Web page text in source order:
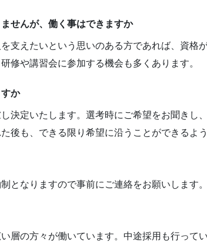
せんが、働く事はできますか
支えたいという思いのある方であれば、資
修や講習会に参加する機会も多くあります。
か
決定いたします。選考時にご希望をお聞き
後も、できる限り希望に沿うことができるよ
となりますので事前にご連絡をお願いします。
層の方々が働いています。中途採用も行っ